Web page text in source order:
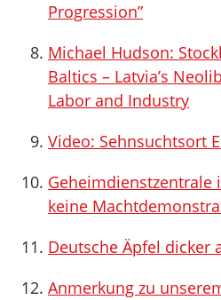
Progression”
Michael Hudson:
Baltics – Latvia’s
Labor and Industry
Video: Sehnsuchtsort
keine
Deutsche Äpfel dicker
Anmerkung zu